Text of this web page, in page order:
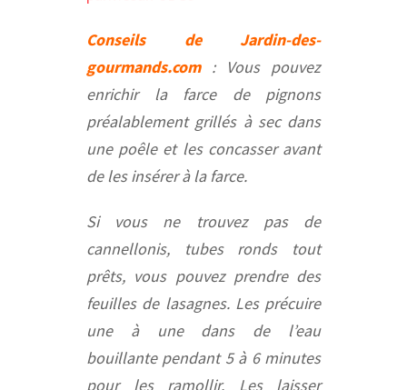
Conseils de Jardin-des-
gourmands.com: Vous pouvez
enrichir la farce de pignons
préalablement grillés à sec dans
une poêle et les concasser avant
de les insérer à la farce.
Si vous ne trouvez pas de
cannellonis, tubes ronds tout
prêts, vous pouvez prendre des
feuilles de lasagnes. Les précuire
une à une dans de l’eau
bouillante pendant 5 à 6 minutes
pour les ramollir. Les laisser